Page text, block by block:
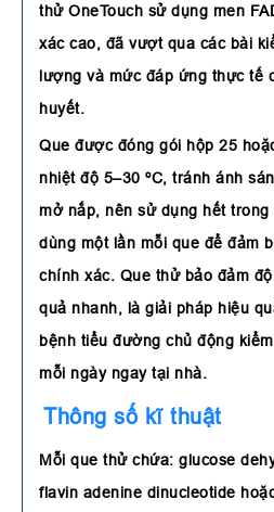
thử OneTouch sử dụng men
xác cao, đã vượt qua các bài
lượng và mức đáp ứng thực tế
huyết.
Que được đóng gói hộp 25
nhiệt độ 5–30 ºC, tránh ánh
mở nắp, nên sử dụng hết
dùng một lần mỗi que để đảm
chính xác. Que thử bảo đảm
quả nhanh, là giải pháp hiệu
bệnh tiểu đường chủ động
mỗi ngày ngay tại nhà.
Thông số kĩ thuật
Mỗi que thử chứa: glucose
flavin adenine dinucleotide